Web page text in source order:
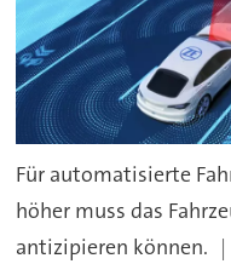
Für automatisierte
höher muss das
antizipieren können.